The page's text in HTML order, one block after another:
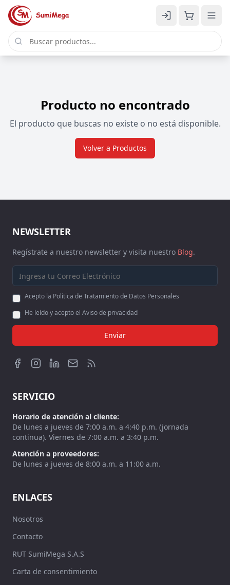
Producto no encontrado
El producto que buscas no existe o no está disponible.
Volver a Productos
NEWSLETTER
Regístrate a nuestro newsletter y visita nuestro Blog.
Acepto la Política de Tratamiento de Datos Personales
He leído y acepto el Aviso de privacidad
Enviar
SERVICIO
Horario de atención al cliente:
De lunes a jueves de 7:00 a.m. a 4:40 p.m. (jornada
continua). Viernes de 7:00 a.m. a 3:40 p.m.
Atención a proveedores:
De lunes a jueves de 8:00 a.m. a 11:00 a.m.
ENLACES
Nosotros
Contacto
RUT SumiMega S.A.S
Carta de consentimiento